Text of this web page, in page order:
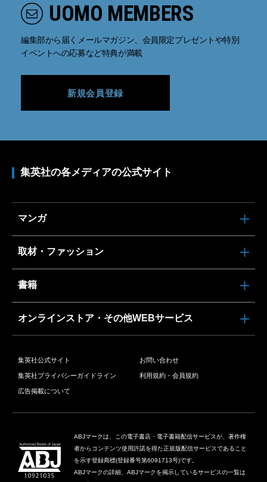
UOMO MEMBERS
編集部から届くメールマガジン、会員限定プレゼントや特別
イベントへの応募など特典が満載
新規会員登録
集英社の各メディアの公式サイト
マンガ
取材・ファッション
書籍
オンラインストア・その他WEBサービス
集英社公式サイト お問い合わせ
集英社プライバシーガイドライン 利用規約・会員規約
広告掲載について
ABJマークは、この電子書店・電子書籍配信サービスが、著作権
者からコンテンツ使用許諾を得た正規版配信サービスであること
を示す登録商標(登録番号第6091713号)です。
ABJマークの詳細、ABJマークを掲示しているサービスの一覧は